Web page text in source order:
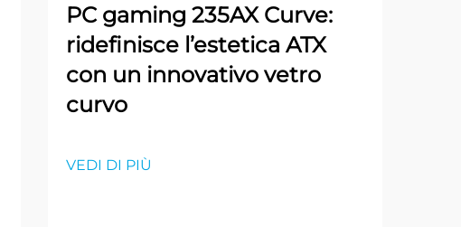
PC gaming 235AX Curve:
ridefinisce l’estetica ATX
con un innovativo vetro
curvo
VEDI DI PIÙ